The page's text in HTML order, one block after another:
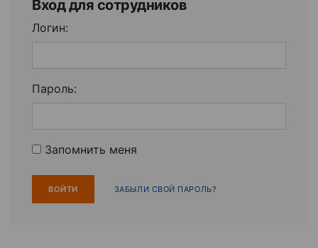
Вход для сотрудников
Логин:
Пароль:
Запомнить меня
ЗАБЫЛИ СВОЙ ПАРОЛЬ?